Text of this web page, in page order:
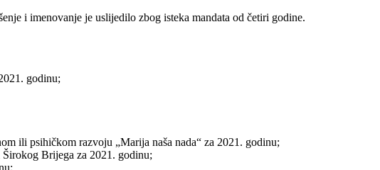
i imenovanje je uslijedilo zbog isteka mandata od četiri godine.
godinu;
ili psihičkom razvoju „Marija naša nada“ za 2021. godinu;
Širokog Brijega za 2021. godinu;